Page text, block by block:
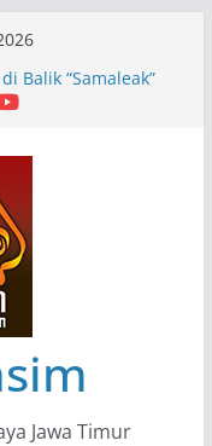
Patria Seni Rupa
Menjadi Mantra
Balik “Samaleak”
Catatan
Haryo Soekartono
Budaya Jawa
Koecink
Kritis Tentang
Jawa Timur